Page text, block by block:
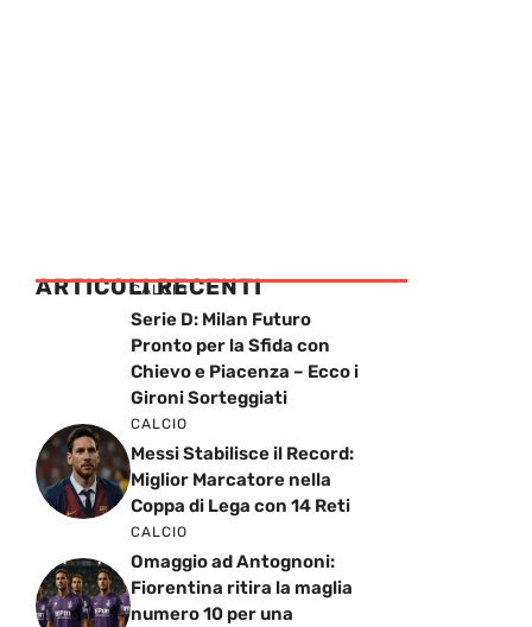
ARTICOLI RECENTI
CALCIO
Serie D: Milan Futuro
Pronto per la Sfida con
Chievo e Piacenza – Ecco i
Gironi Sorteggiati
CALCIO
Messi Stabilisce il Record:
Miglior Marcatore nella
Coppa di Lega con 14 Reti
CALCIO
Omaggio ad Antognoni:
Fiorentina ritira la maglia
numero 10 per una